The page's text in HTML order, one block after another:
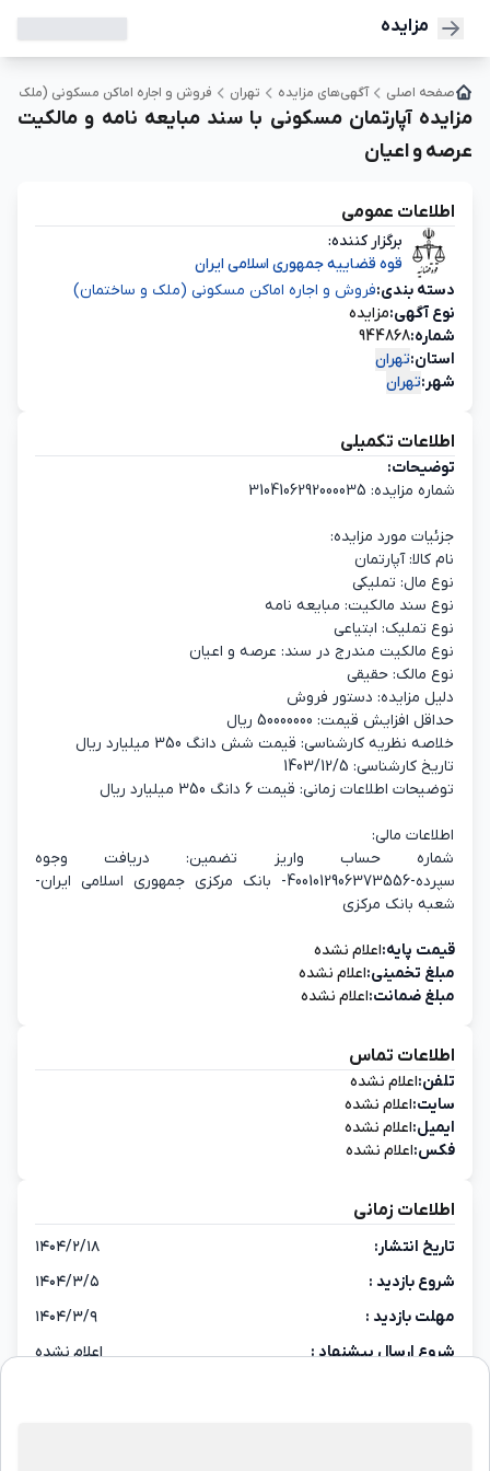
مزایده
صفحه اصلی آگهی‌های مزایده تهران فروش و اجاره اماکن مسکونی (ملک و
مزایده آپارتمان مسکونی با سند مبایعه نامه و مالکیت
عرصه و اعیان
اطلاعات عمومی
برگزار کننده:
قوه قضاییه جمهوری اسلامی ایران
دسته‌ بندی:فروش و اجاره اماکن مسکونی (ملک و ساختمان)
نوع آگهی:مزایده
شماره:944868
استان:تهران
شهر:تهران
اطلاعات تکمیلی
توضیحات:
شماره مزایده: 3104106292000035
جزئیات مورد مزایده:
نام کالا: آپارتمان
نوع مال: تملیکی
نوع سند مالکیت: مبایعه نامه
نوع تملیک: ابتیاعی
نوع مالکیت مندرج در سند: عرصه و اعیان
نوع مالک: حقیقی
دلیل مزایده: دستور فروش
حداقل افزایش قیمت: 50000000 ریال
خلاصه نظریه کارشناسی: قیمت شش دانگ 350 میلیارد ریال
تاریخ کارشناسی: 1403/12/5
توضیحات اطلاعات زمانی: قیمت 6 دانگ 350 میلیارد ریال
اطلاعات مالی:
شماره حساب واریز تضمین: دریافت وجوه
سپرده-4001012906373556- بانک مرکزی جمهوری اسلامی ایران-
شعبه بانک مرکزی
قیمت پایه:اعلام نشده
مبلغ تخمینی:اعلام نشده
مبلغ ضمانت:اعلام نشده
اطلاعات تماس
تلفن:اعلام نشده
سایت:اعلام نشده
ایمیل:اعلام نشده
فکس:اعلام نشده
اطلاعات زمانی
تاریخ انتشار:
۱۴۰۴/۲/۱۸
شروع بازدید :
۱۴۰۴/۳/۵
مهلت بازدید :
۱۴۰۴/۳/۹
شروع ارسال پیشنهاد :
اعلام نشده